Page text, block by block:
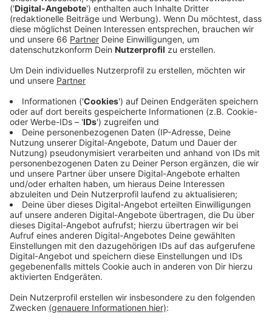
Anzeige
Weltkindertag, Hohe-Straße-Fest, Fischmarkt und
Wildparkfest - das waren nur die größten
Veranstaltungen. Besonders voll war es beim 15.
Weltkindertag am Rhein - hier hat es mit 130000
Besuchern sogar einen Besucherrekord gegeben,
meldet die Stadt.
Anzeige
©© Landeshauptstadt Düsseldorf, Ingo Lammert
Anzeige
Große Besonderheit am Sonntag: Die Innenstadt war